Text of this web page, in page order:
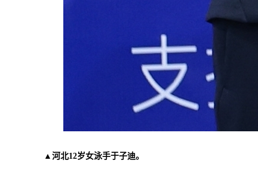
▲河北12岁女泳手于子迪。